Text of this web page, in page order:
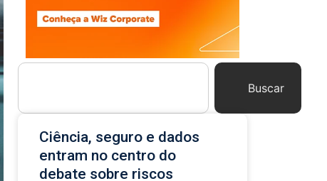
Buscar
Ciência, seguro e dados
entram no centro do
debate sobre riscos